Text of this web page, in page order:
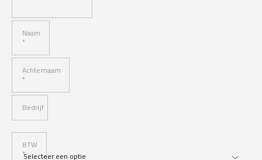
Naam
*
Achternaam
*
Bedrijf
BTW
*